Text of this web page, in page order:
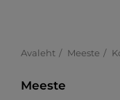
Avaleht Meeste
Meeste